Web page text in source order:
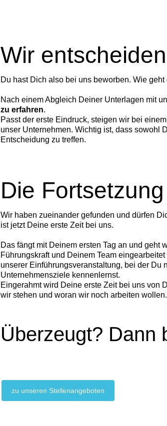
Wir
Du hast Dich also bei uns beworben. Wie geht
Nach einem Abgleich Deiner Unterlagen mit
zu erfahren.
Passt der erste Eindruck, steigen wir bei
unser Unternehmen. Wichtig ist, dass sowohl
Entscheidung zu treffen.
Die Fortsetzung
Wir haben zueinander gefunden und dürfen
ist jetzt Deine erste Zeit bei uns.
Das fängt mit Deinem ersten Tag an und
Führungskraft und Deinem Team
unserer Einführungsveranstaltung, bei der
Unternehmensziele kennenlernst.
Eingerahmt wird Deine erste Zeit bei uns von
wir stehen und woran wir noch arbeiten wollen.
Überzeugt? Dann
zu unseren Stellenangeboten